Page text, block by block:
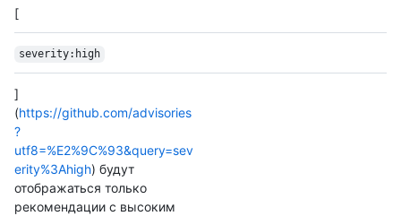
[
severity:high
]
(https://github.com/advisories
?
utf8=%E2%9C%93&query=sev
erity%3Ahigh) будут
отображаться только
рекомендации с высоким